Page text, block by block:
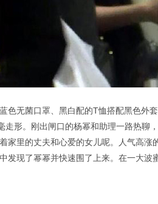
色无菌口罩、黑白配的T恤搭配黑色外
走形。刚出闸口的杨幂和助理一路热
家里的丈夫和心爱的女儿呢。人气高
发现了幂幂并快速围了上来。在一大